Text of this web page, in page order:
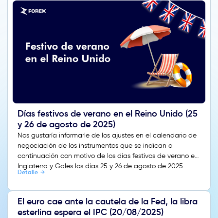
Días festivos de verano en el Reino Unido (25
y 26 de agosto de 2025)
Nos gustaría informarle de los ajustes en el calendario de
negociación de los instrumentos que se indican a
continuación con motivo de los días festivos de verano en
Inglaterra y Gales los días 25 y 26 de agosto de 2025.
Detalle
El euro cae ante la cautela de la Fed, la libra
esterlina espera el IPC (20/08/2025)